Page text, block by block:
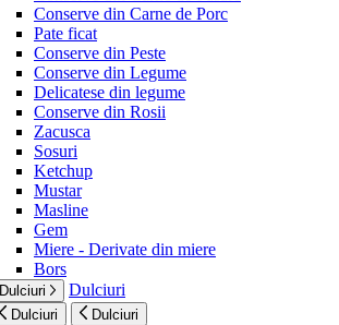
Conserve din Carne de Porc
Pate ficat
Conserve din Peste
Conserve din Legume
Delicatese din legume
Conserve din Rosii
Zacusca
Sosuri
Ketchup
Mustar
Masline
Gem
Miere - Derivate din miere
Bors
Dulciuri Dulciuri
Dulciuri Dulciuri